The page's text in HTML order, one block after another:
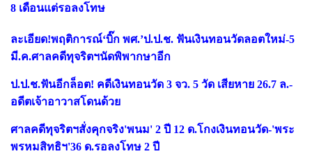
8 เดือนแต่รอลงโทษ
ละเอียด!พฤติการณ์‘บิ๊ก พศ.’ป.ป.ช. ฟันเงินทอนวัดลอตใหม่-5
มี.ค.ศาลคดีทุจริตฯนัดพิพากษาอีก
ป.ป.ช.ฟันอีกล็อต! คดีเงินทอนวัด 3 จว. 5 วัด เสียหาย 26.7 ล.-
อดีตเจ้าอาวาสโดนด้วย
ศาลคดีทุจริตฯสั่งคุกจริง'พนม' 2 ปี 12 ด.โกงเงินทอนวัด-'พระ
พรหมสิทธิฯ'36 ด.รอลงโทษ 2 ปี